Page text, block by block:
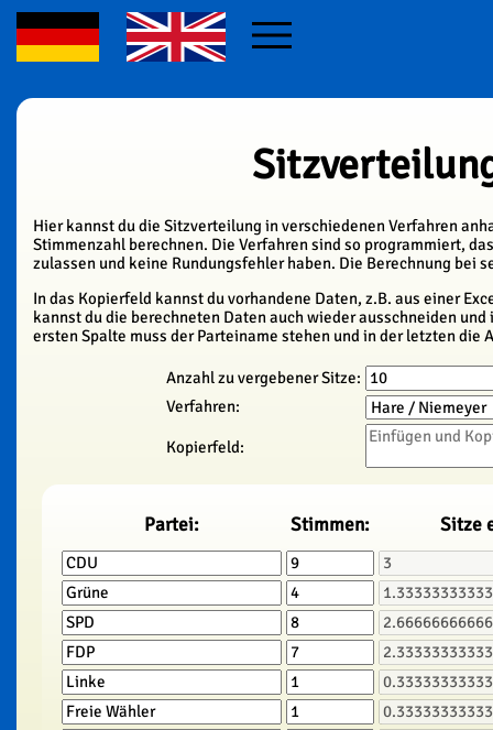
Hier kannst du die Sitzverteilung in verschiedenen Verfahren
Stimmenzahl berechnen. Die Verfahren sind so programmiert,
zulassen und keine Rundungsfehler haben. Die Berechnung bei
In das Kopierfeld kannst du vorhandene Daten, z.B. aus einer
kannst du die berechneten Daten auch wieder ausschneiden
ersten Spalte muss der Parteiname stehen und in der letzten die
Anzahl zu vergebener Sitze:
Verfahren:
Kopierfeld:
Partei: Stimmen: Sitze